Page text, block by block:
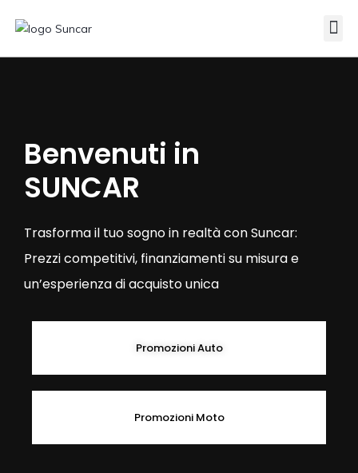
Benvenuti in
SUNCAR
Trasforma il tuo sogno in realtà con Suncar:
Prezzi competitivi, finanziamenti su misura e
un’esperienza di acquisto unica
Promozioni Auto
Promozioni Moto